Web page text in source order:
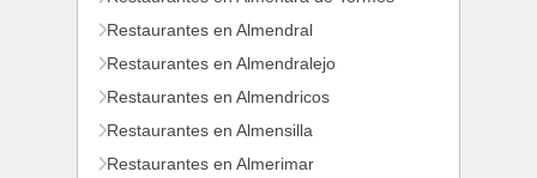
Restaurantes en Almendral
Restaurantes en Almendralejo
Restaurantes en Almendricos
Restaurantes en Almensilla
Restaurantes en Almerimar